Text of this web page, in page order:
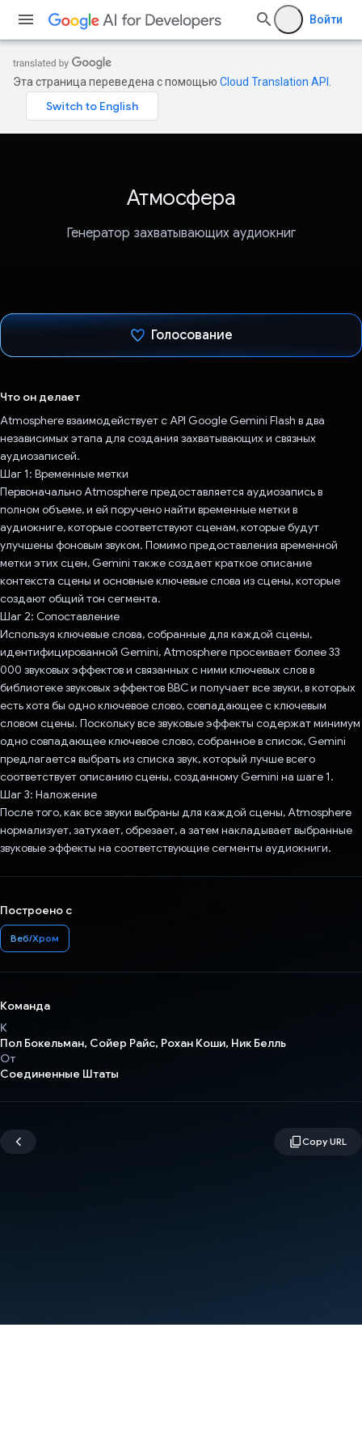
Войти
Эта страница переведена с помощью Cloud Translation API
Атмосфера
Генератор захватывающих аудиокниг
Голосование
Что он делает
Atmosphere взаимодействует с API Google Gemini Flash в два
независимых этапа для создания захватывающих и связных
аудиозаписей.
Шаг 1: Временные метки
Первоначально Atmosphere предоставляется аудиозапись в
полном объеме, и ей поручено найти временные метки в
аудиокниге, которые соответствуют сценам, которые будут
улучшены фоновым звуком. Помимо предоставления временной
метки этих сцен, Gemini также создает краткое описание
контекста сцены и основные ключевые слова из сцены, которые
создают общий тон сегмента.
Шаг 2: Сопоставление
Используя ключевые слова, собранные для каждой сцены,
идентифицированной Gemini, Atmosphere просеивает более 33
000 звуковых эффектов и связанных с ними ключевых слов в
библиотеке звуковых эффектов BBC и получает все звуки, в которых
есть хотя бы одно ключевое слово, совпадающее с ключевым
словом сцены. Поскольку все звуковые эффекты содержат минимум
одно совпадающее ключевое слово, собранное в список, Gemini
предлагается выбрать из списка звук, который лучше всего
соответствует описанию сцены, созданному Gemini на шаге 1.
Шаг 3: Наложение
После того, как все звуки выбраны для каждой сцены, Atmosphere
нормализует, затухает, обрезает, а затем накладывает выбранные
звуковые эффекты на соответствующие сегменты аудиокниги.
Построено с
Веб/Хром
Команда
К
Пол Бокельман, Сойер Райс, Рохан Коши, Ник Белль
От
Соединенные Штаты